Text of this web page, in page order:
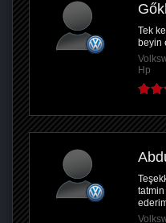
Tek
beyin
Hp